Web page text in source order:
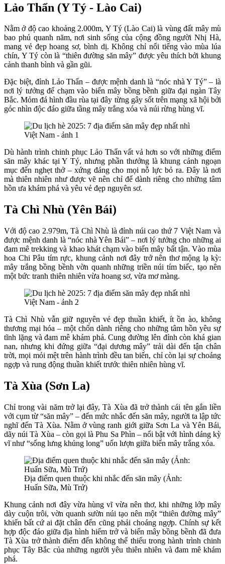
Lảo Thẩn (Y Tý - Lào Cai)
Nằm ở độ cao khoảng 2.000m, Y Tý (Lào Cai) là vùng đất mây mù
bao phủ quanh năm, nơi sinh sống của cộng đồng người Nhị Hà,
mang vẻ đẹp hoang sơ, bình dị. Không chỉ nổi tiếng vào mùa lúa
chín, Y Tý còn là “thiên đường săn mây” được yêu thích bởi khung
cảnh thanh bình và gần gũi.
Đặc biệt, đỉnh Lảo Thẩn – được mệnh danh là “nóc nhà Y Tý” – là
nơi lý tưởng để chạm vào biển mây bồng bềnh giữa đại ngàn Tây
Bắc. Mỏm đá hình đầu rùa tại đây từng gây sốt trên mạng xã hội bởi
góc nhìn độc đáo giữa tầng mây trắng xóa và núi rừng hùng vĩ.
Dù hành trình chinh phục Lảo Thẩn vất vả hơn so với những điểm
săn mây khác tại Y Tý, nhưng phần thưởng là khung cảnh ngoạn
mục đến nghẹt thở – xứng đáng cho mọi nỗ lực bỏ ra. Đây là nơi
mà thiên nhiên như được vẽ nên chỉ để dành riêng cho những tâm
hồn ưa khám phá và yêu vẻ đẹp nguyên sơ.
Tà Chì Nhù (Yên Bái)
Với độ cao 2.979m, Tà Chì Nhù là đỉnh núi cao thứ 7 Việt Nam và
được mệnh danh là “nóc nhà Yên Bái” – nơi lý tưởng cho những ai
đam mê trekking và khao khát chạm vào biển mây bất tận. Vào mùa
hoa Chi Pâu tím rực, khung cảnh nơi đây trở nên thơ mộng lạ kỳ:
mây trắng bồng bềnh vờn quanh những triền núi tím biếc, tạo nên
một bức tranh thiên nhiên vừa hoang sơ, vừa mơ màng.
Tà Chì Nhù vẫn giữ nguyên vẻ đẹp thuần khiết, ít ồn ào, không
thương mại hóa – một chốn dành riêng cho những tâm hồn yêu sự
tĩnh lặng và đam mê khám phá. Cung đường lên đỉnh còn khá gian
nan, nhưng khi đứng giữa “đại dương mây” trải dài đến tận chân
trời, mọi mỏi mệt trên hành trình đều tan biến, chỉ còn lại sự choáng
ngợp và rung động thuần khiết trước thiên nhiên hùng vĩ.
Tà Xùa (Sơn La)
Chỉ trong vài năm trở lại đây, Tà Xùa đã trở thành cái tên gắn liền
với cụm từ “săn mây” – đến mức nhắc đến săn mây, người ta lập tức
nghĩ đến Tà Xùa. Nằm ở vùng ranh giới giữa Sơn La và Yên Bái,
dãy núi Tà Xùa – còn gọi là Phu Sa Phìn – nổi bật với hình dáng kỳ
vĩ như “sống lưng khủng long” uốn lượn giữa biển mây trắng xóa.
Địa điểm quen thuộc khi nhắc đến săn mây (Ảnh:
Huấn Sữa, Mù Trứ)
Khung cảnh nơi đây vừa hùng vĩ vừa nên thơ, khi những lớp mây
dày cuộn trôi, vờn quanh sườn núi tạo nên một “thiên đường mây”
khiến bất cứ ai đặt chân đến cũng phải choáng ngợp. Chính sự kết
hợp độc đáo giữa địa hình hiểm trở và biển mây bồng bềnh đã đưa
Tà Xùa trở thành điểm đến không thể thiếu trong hành trình chinh
phục Tây Bắc của những người yêu thiên nhiên và đam mê khám
phá.